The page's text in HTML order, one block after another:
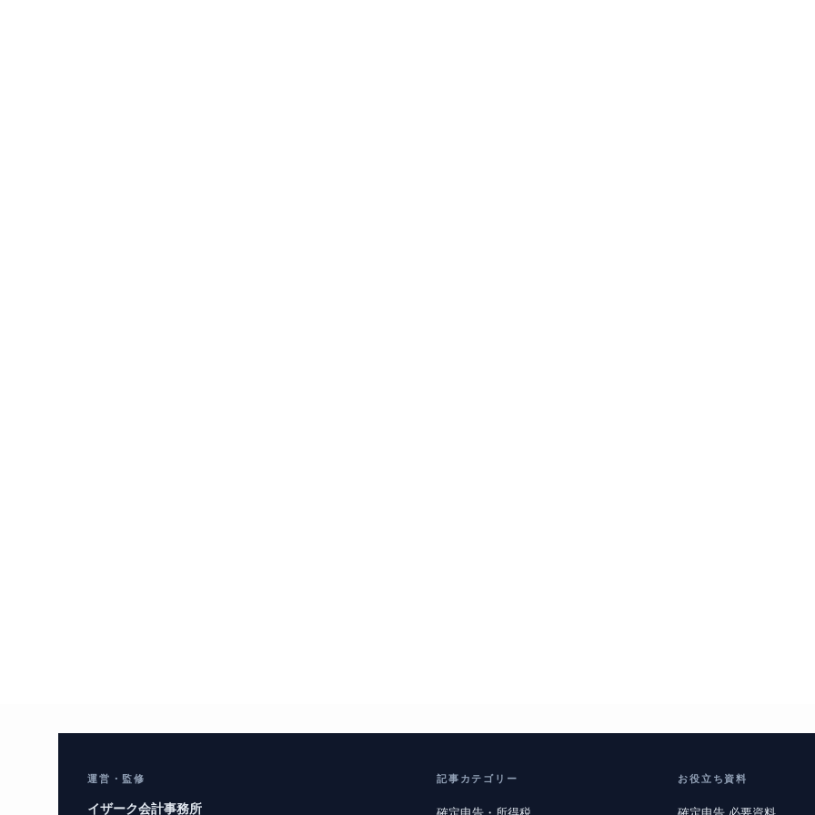
運営・監修
イザーク会計事務所
記事カテゴリー お役立ち資料